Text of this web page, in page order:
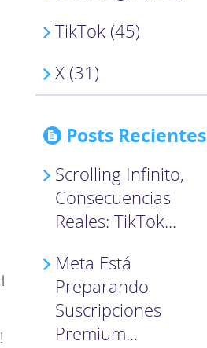
TikTok (45)
X (31)
Posts Recientes
Scrolling Infinito,
Consecuencias
Reales: TikTok...
Meta Está
Preparando
Suscripciones
Premium...